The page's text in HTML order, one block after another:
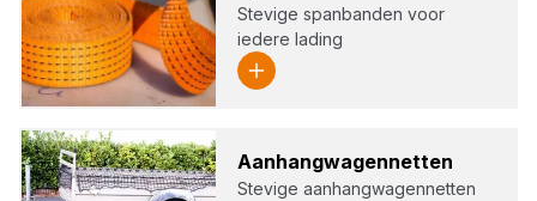
Stevige spanbanden voor
iedere lading
Aan­hang­wa­gen­net­ten
Stevige aanhangwagennetten